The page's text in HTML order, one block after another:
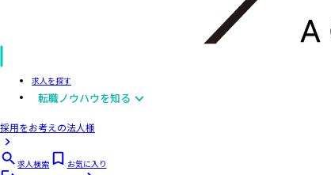
求人を探す
転職ノウハウを知る
採用をお考えの法人様
求人検索
お気に入り